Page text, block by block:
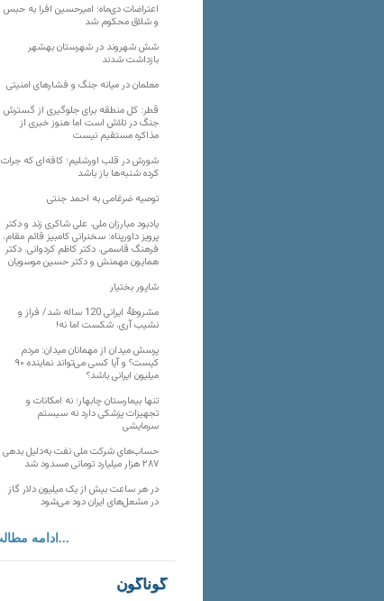
اعتراضات دی‌ماه؛ امیرحسین افرا به حبس
و شلاق محکوم شد
شش شهروند در شهرستان بهشهر
بازداشت شدند
معلمان در میانه جنگ و فشارهای امنیتی
قطر: کل منطقه برای جلوگیری از گسترش
جنگ در تلاش است اما هنوز خبری از
مذاکره مستقیم نیست
شورش در قلب اورشلیم؛ کافه‌ای که جرات
کرده شنبه‌ها باز باشد
توصیه ضرغامی به احمد جنتی
یادبود مبارزان ملی، علی شاکری زند و دکتر
پرویز داورپناه: سخنرانی کامبیز قائم مقام،
فرهنگ قاسمی، دکتر کاظم کردوانی، دکتر
همایون مهمنش و دکتر حسین موسویان
شاپور بختیار
مشروطۀ ایرانی 120 ساله شد/ فراز و
نشیب آری، شکست اما نه!
پرسش میدان از مهمانان میدان: مردم
کیست؟ و آیا کسی می‌تواند نماینده ۹۰
میلیون ایرانی باشد؟
تنها بیمارستان چابهار؛ نه امکانات و
تجهیزات پزشکی دارد نه سیستم
سرمایشی
حساب‌های شرکت ملی نفت به‌دلیل بدهی
۲۸۷ هزار میلیارد تومانی مسدود شد
در هر ساعت بیش از یک میلیون دلار گاز
در مشعل‌های ایران دود می‌شود
ادامه مطالب...
گوناگون